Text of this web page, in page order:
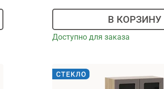
В КОРЗИНУ
Доступно для заказа